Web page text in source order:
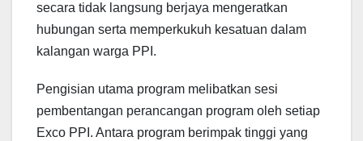
secara tidak langsung berjaya mengeratkan
hubungan serta memperkukuh kesatuan dalam
kalangan warga PPI.
Pengisian utama program melibatkan sesi
pembentangan perancangan program oleh setiap
Exco PPI. Antara program berimpak tinggi yang